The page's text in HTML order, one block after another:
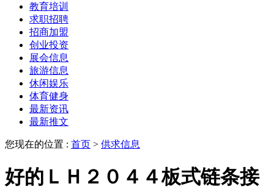
教育培训
求职招聘
招商加盟
创业投资
展会信息
旅游信息
休闲娱乐
体育健身
最新资讯
最新推文
您现在的位置 : 首页 > 供求信息
好的ＬＨ２０４４板式链条接